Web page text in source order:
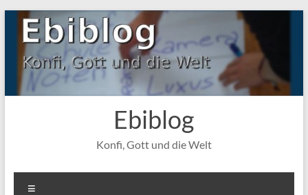
Zum
Inhalt
springen
Ebiblog
Konfi, Gott und die Welt